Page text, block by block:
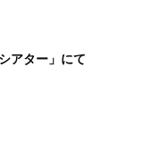
アター」にて